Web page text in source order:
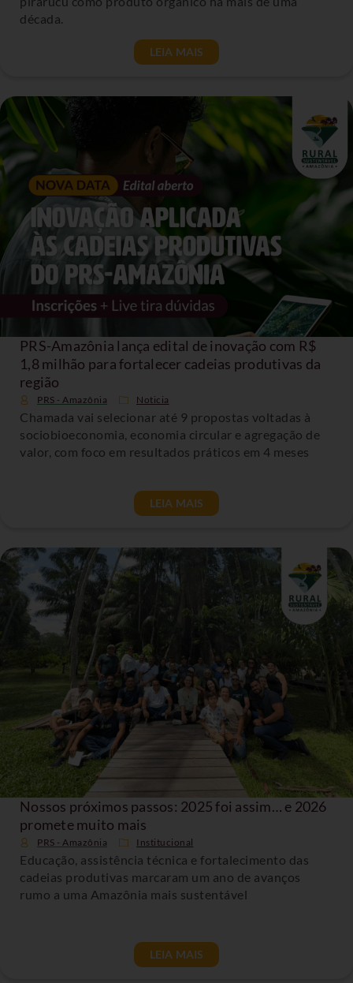
década.
LEIA MAIS
PRS-Amazônia lança edital de inovação com R$
1,8 milhão para fortalecer cadeias produtivas da
região
PRS - Amazônia Noticia
Chamada vai selecionar até 9 propostas voltadas à
sociobioeconomia, economia circular e agregação de
valor, com foco em resultados práticos em 4 meses
LEIA MAIS
Nossos próximos passos: 2025 foi assim… e 2026
promete muito mais
PRS - Amazônia Institucional
Educação, assistência técnica e fortalecimento das
cadeias produtivas marcaram um ano de avanços
rumo a uma Amazônia mais sustentável
LEIA MAIS